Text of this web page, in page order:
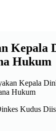
Kepala
Hukum
Kudus